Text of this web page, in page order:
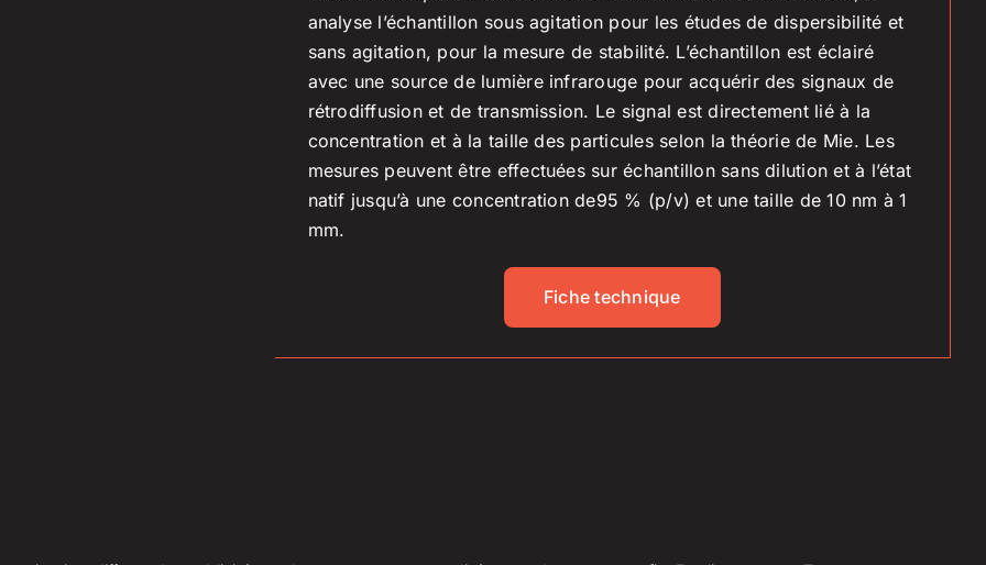
analyse l’échantillon sous agitation pour les études de dispersibilité et
sans agitation, pour la mesure de stabilité. L’échantillon est éclairé
avec une source de lumière infrarouge pour acquérir des signaux de
rétrodiffusion et de transmission. Le signal est directement lié à la
concentration et à la taille des particules selon la théorie de Mie. Les
mesures peuvent être effectuées sur échantillon sans dilution et à l’état
natif jusqu’à une concentration de95 % (p/v) et une taille de 10 nm à 1
mm.
Fiche technique